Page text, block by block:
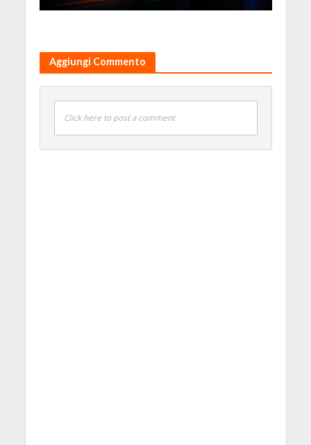
Aggiungi Commento
Click here to post a comment